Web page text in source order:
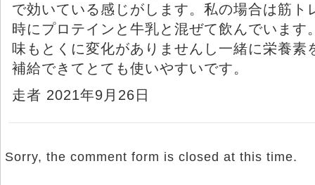
で効いている感じがします。私の場合は筋ト
時にプロテインと牛乳と混ぜて飲んでいます
味もとくに変化がありませんし一緒に栄養素
補給できてとても使いやすいです。
走者 2021年9月26日
Sorry, the comment form is closed at this time.